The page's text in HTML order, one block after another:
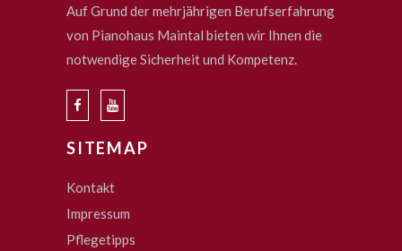
Auf Grund der mehrjährigen Berufserfahrung
von Pianohaus Maintal bieten wir Ihnen die
notwendige Sicherheit und Kompetenz.
SITEMAP
Kontakt
Impressum
Pflegetipps